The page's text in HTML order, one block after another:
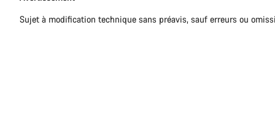
Sujet à modification technique sans préavis, sauf erreurs ou